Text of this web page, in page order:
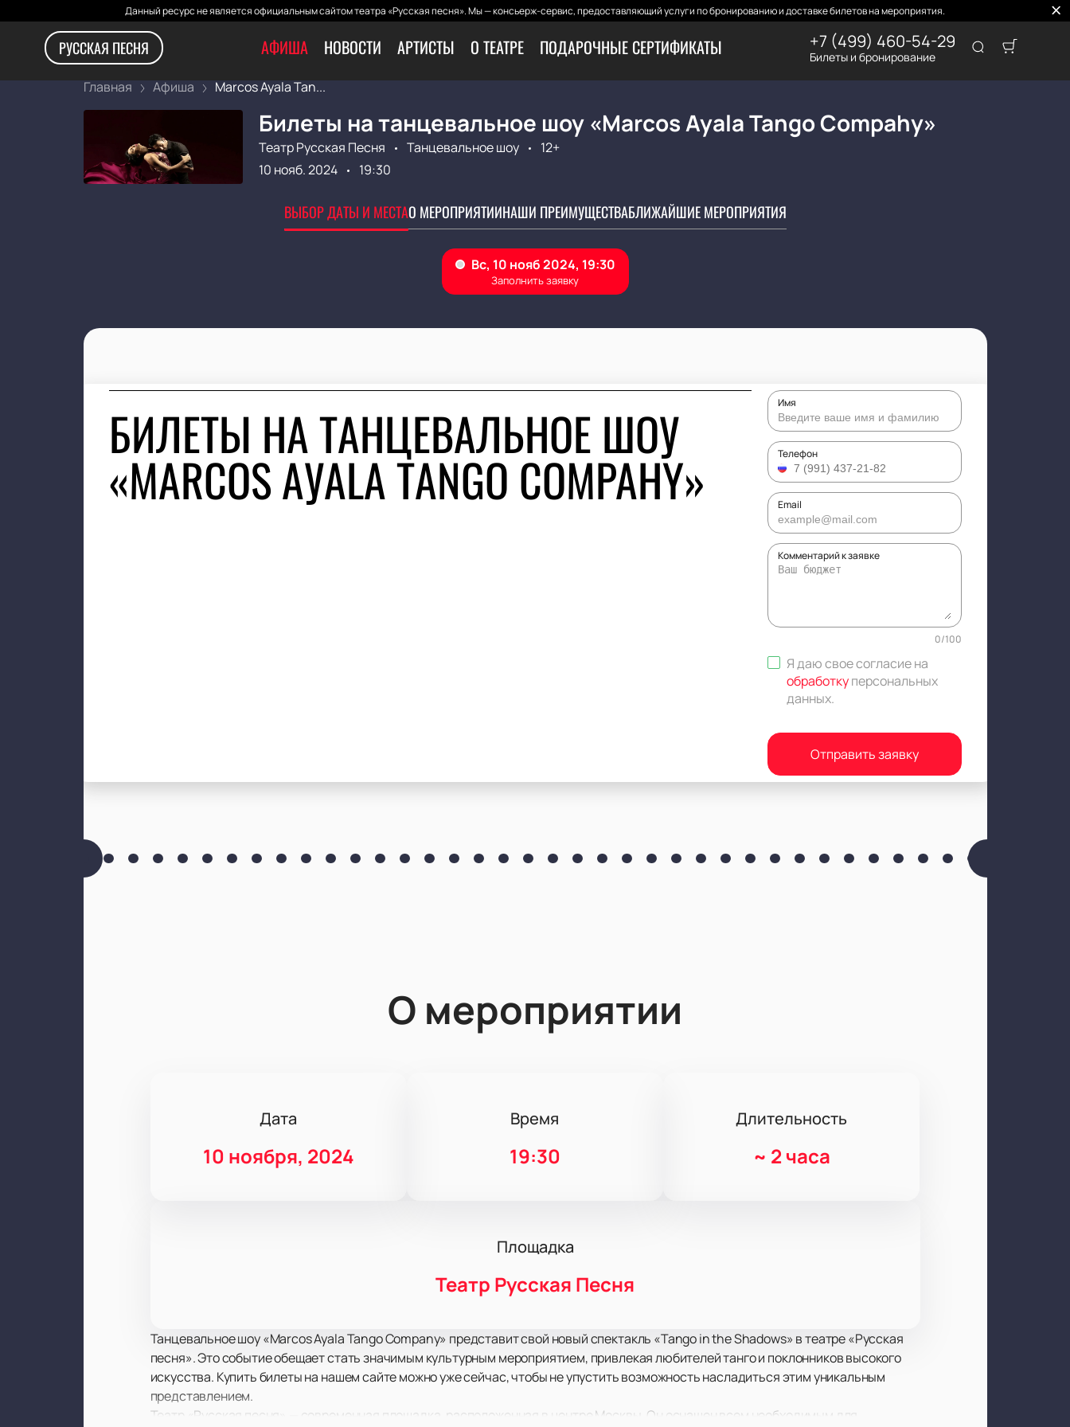
Данный ресурс не является официальным сайтом театра «Русская песня». Мы — консьерж-сервис, предоставляющий услуги по бронированию и доставке билетов на мероприятия.
РУССКАЯ ПЕСНЯ АФИША НОВОСТИ АРТИСТЫ О ТЕАТРЕ ПОДАРОЧНЫЕ СЕРТИФИКАТЫ +7 (499) 460-54-29
Билеты и бронирование
Главная Афиша Marcos Ауala Tan...
Билеты на танцевальное шоу «Marcos Ауala Tango Compahy»
Театр Русская Песня Танцевальное шоу
12+
10 нояб. 2024
19:30
ВЫБОР ДАТЫ И МЕСТАО МЕРОПРИЯТИИНАШИ ПРЕИМУЩЕСТВАБЛИЖАЙШИЕ МЕРОПРИЯТИЯ
БИЛЕТЫ НА ТАНЦЕВАЛЬНОЕ ШОУ
«MARCOS АУALA TANGO COMPAHY»
Имя
Телефон
Email
Комментарий к заявке
0/100
Я даю свое согласие на
обработкуперсональных
данных.
Отправить заявку
О мероприятии
Дата
10 ноября, 2024
Время
19:30
Длительность
~ 2 часа
Площадка
Театр Русская Песня
Танцевальное шоу «Marcos Ayala Tango Company» представит свой новый спектакль «Tango in the Shadows» в театре «Русская
песня». Это событие обещает стать значимым культурным мероприятием, привлекая любителей танго и поклонников высокого
искусства. Купить билеты на нашем сайте можно уже сейчас, чтобы не упустить возможность насладиться этим уникальным
представлением.
Театр «Русская песня» — современная площадка, расположенная в центре Москвы. Он оснащен всем необходимым для